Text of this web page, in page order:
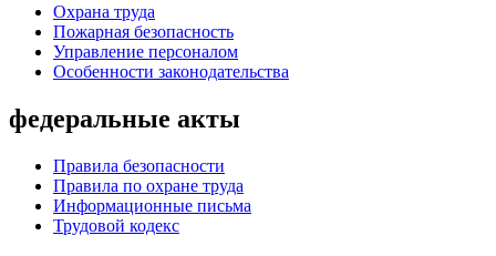
Охрана труда
Пожарная безопасность
Управление персоналом
Особенности законодательства
федеральные акты
Правила безопасности
Правила по охране труда
Информационные письма
Трудовой кодекс